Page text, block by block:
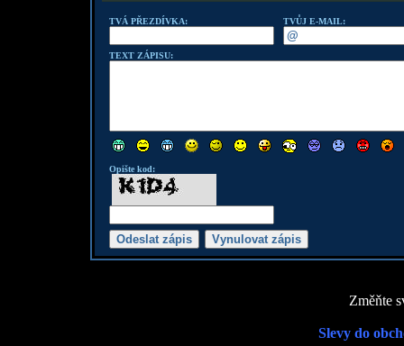
TVÁ PŘEZDÍVKA: TVŮJ E-MAIL:
TEXT ZÁPISU:
Opište kod:
Změňte
Slevy do